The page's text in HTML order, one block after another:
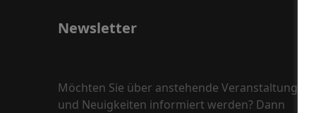
Newsletter
Möchten Sie über anstehende Veranstaltungen
und Neuigkeiten informiert werden? Dann